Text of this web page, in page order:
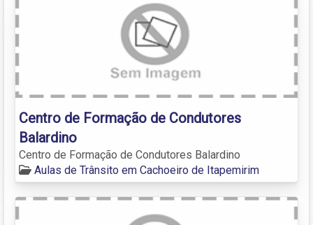
Centro de Formação de Condutores
Balardino
Centro de Formação de Condutores Balardino
Aulas de Trânsito em Cachoeiro de Itapemirim